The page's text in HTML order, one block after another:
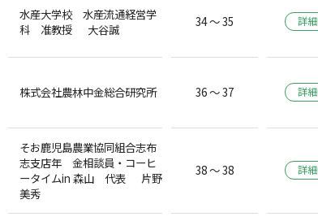
水産大学校 水産流通経営学
科 准教授 大谷誠
34 ～ 35 詳細
株式会社農林中金総合研究所 36 ～ 37 詳細
そお鹿児島農業協同組合志布
志支店年 金相談員・コーヒ
ータイムin 森山 代表 片野
美秀
38 ～ 38 詳細